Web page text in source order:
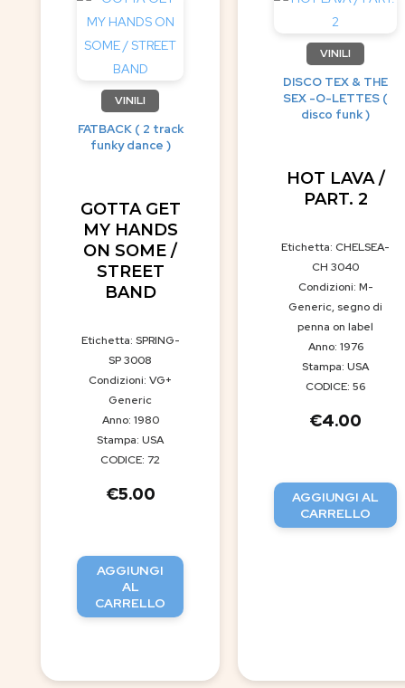
VINILI
FATBACK ( 2 track
funky dance )
GOTTA GET
MY HANDS
ON SOME /
STREET
BAND
Etichetta: SPRING-
SP 3008
Condizioni: VG+
Generic
Anno: 1980
Stampa: USA
CODICE: 72
€5.00
AGGIUNGI
AL
CARRELLO
VINILI
DISCO TEX & THE
SEX -O-LETTES (
disco funk )
HOT LAVA /
PART. 2
Etichetta: CHELSEA-
CH 3040
Condizioni: M-
Generic, segno di
penna on label
Anno: 1976
Stampa: USA
CODICE: 56
€4.00
AGGIUNGI AL
CARRELLO